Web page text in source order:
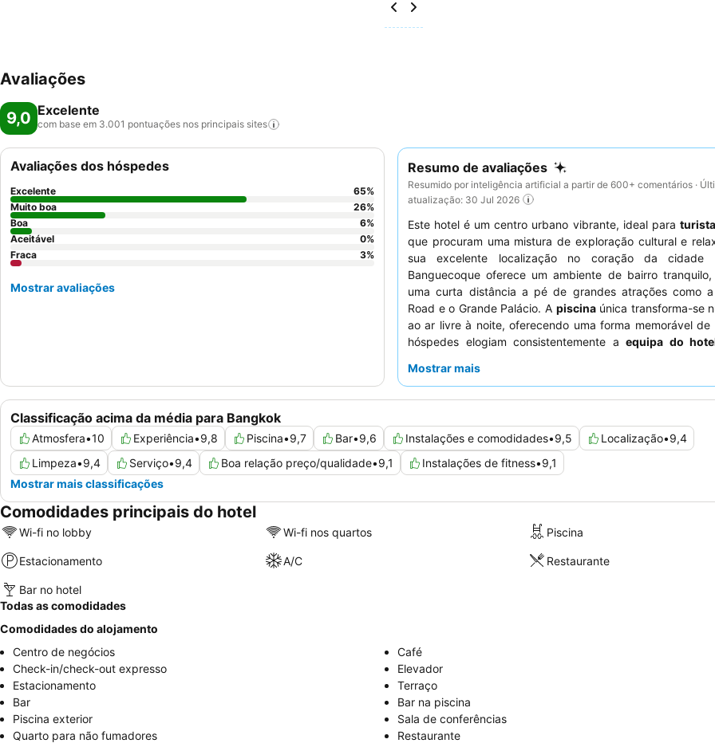
Avaliações
9,0 Excelente
com base em 3.001 pontuações nos principais sites
Resumo de avaliações
Resumido por inteligência artificial a partir de 600+ comentários ·
atualização: 30 Jul 2026
Este hotel é um centro urbano vibrante, ideal para
que procuram uma mistura de exploração cultural e
sua excelente localização no coração da cidade
Banguecoque oferece um ambiente de bairro
uma curta distância a pé de grandes atrações como
Road e o Grande Palácio. A piscinaúnica transforma-se
ao ar livre à noite, oferecendo uma forma memorável de
hóspedes elogiam consistentemente a equipa do
pequeno-almoço
Mostrar mais
Classificação acima da média para Bangkok
Atmosfera•10 Experiência•9,8 Piscina•9,7 Bar•9,6 Instalações e comodidades•9,5 Localização•9,4
Limpeza•9,4 Serviço•9,4 Boa relação preço/qualidade•9,1 Instalações de fitness•9,1
Mostrar mais classificações
Avaliações dos hóspedes
Excelente 65%
Muito boa
26%
Boa
6%
Aceitável
0%
Fraca
3%
Mostrar avaliações
Comodidades principais do hotel
Wi-fi no lobby Wi-fi nos quartos Piscina
Estacionamento A/C Restaurante
Bar no hotel
Todas as comodidades
Comodidades do alojamento
Centro de negócios
Café
Check-in/check-out expresso
Elevador
Estacionamento
Terraço
Bar
Bar na piscina
Piscina exterior
Sala de conferências
Quarto para não fumadores
Restaurante